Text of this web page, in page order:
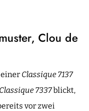
Clou de
Classique 7137
Classique 7337blickt,
vor zwei